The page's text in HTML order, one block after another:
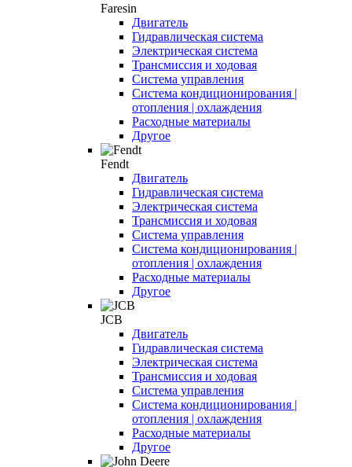
Faresin
Двигатель
Гидравлическая система
Электрическая система
Трансмиссия и ходовая
Система управления
Система кондиционирования |
отопления | охлаждения
Расходные материалы
Другое
Fendt
Двигатель
Гидравлическая система
Электрическая система
Трансмиссия и ходовая
Система управления
Система кондиционирования |
отопления | охлаждения
Расходные материалы
Другое
JCB
Двигатель
Гидравлическая система
Электрическая система
Трансмиссия и ходовая
Система управления
Система кондиционирования |
отопления | охлаждения
Расходные материалы
Другое